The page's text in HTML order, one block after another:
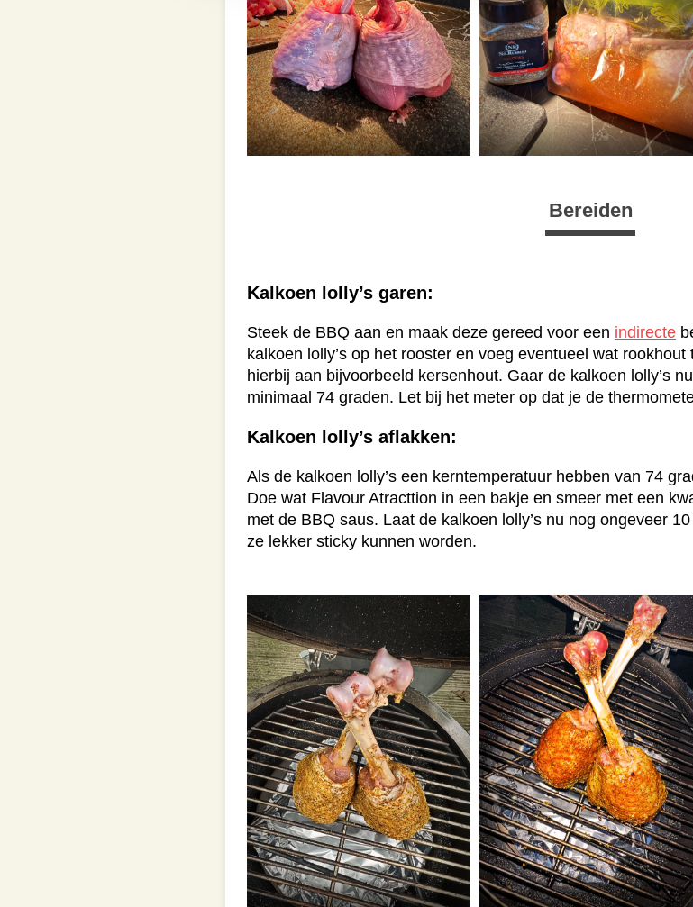
Bereiden
Kalkoen lolly’s garen:
Steek de BBQ aan en maak deze gereed voor een indirecte
kalkoen lolly’s op het rooster en voeg eventueel wat
hierbij aan bijvoorbeeld kersenhout. Gaar de kalkoen lolly’s
minimaal 74 graden. Let bij het meter op dat je de
Kalkoen lolly’s aflakken:
Als de kalkoen lolly’s een kerntemperatuur hebben van 74
Doe wat Flavour Atracttion in een bakje en smeer met een
met de BBQ saus. Laat de kalkoen lolly’s nu nog ongeveer
ze lekker sticky kunnen worden.